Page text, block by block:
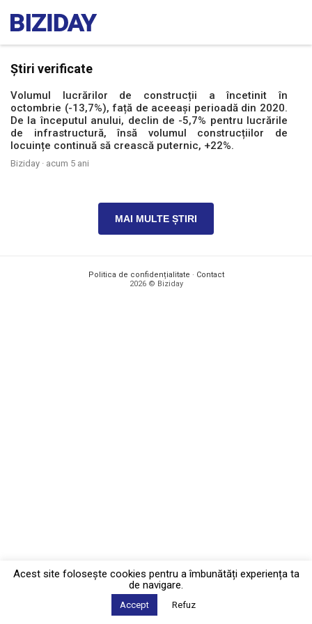
Știri verificate
Volumul lucrărilor de construcții a încetinit în
octombrie (-13,7%), față de aceeași perioadă din 2020.
De la începutul anului, declin de -5,7% pentru lucrările
de infrastructură, însă volumul construcțiilor de
locuințe continuă să crească puternic, +22%.
Biziday · acum 5 ani
MAI MULTE ȘTIRI
Politica de confidențialitate · Contact
2026 © Biziday
Acest site foloseşte cookies pentru a îmbunătăți experiența ta
de navigare.
Accept Refuz